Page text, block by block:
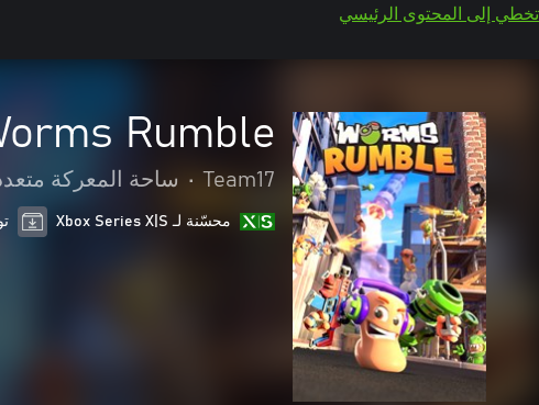
تخطي إلى المحتوى الرئيسي
Rumble
Team17
• ساحة المعركة
محسّنة لـ Xbox Series X|S